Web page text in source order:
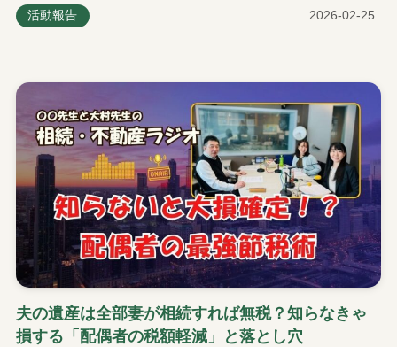
2026-02-25
活動報告
夫の遺産は全部妻が相続すれば無税？知らなきゃ
損する「配偶者の税額軽減」と落とし穴